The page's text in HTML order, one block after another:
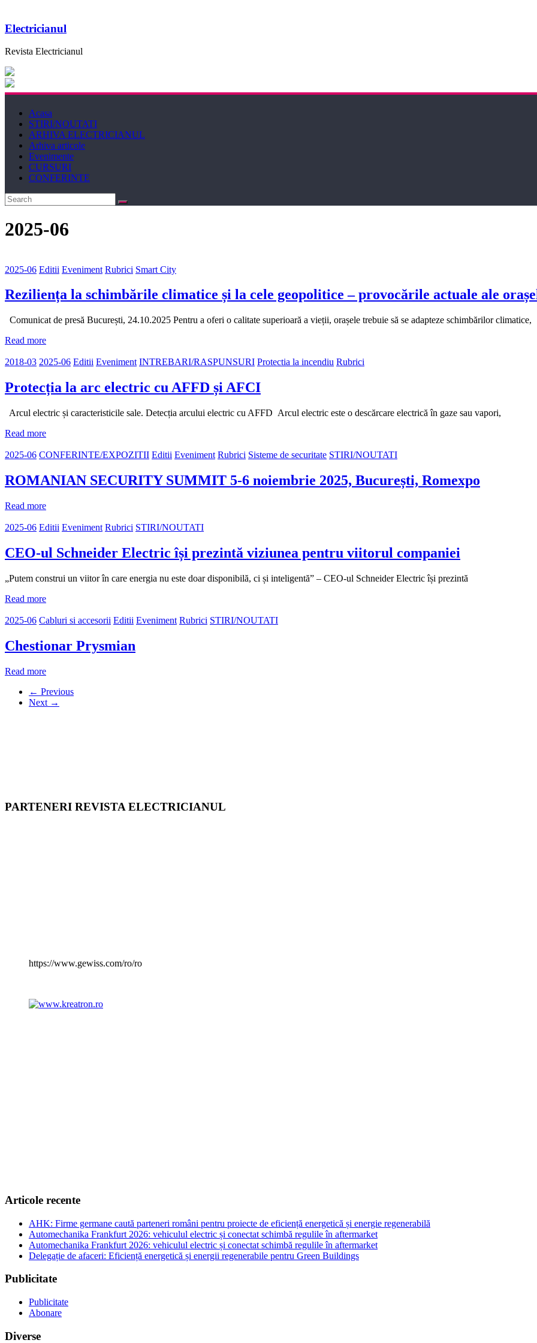
Electricianul
Revista Electricianul
Acasa
STIRI/NOUTATI
ARHIVA ELECTRICIANUL
Arhiva articole
Evenimente
CURSURI
CONFERINTE
2025-06
2025-06 Editii Eveniment Rubrici Smart City
Reziliența la schimbările climatice și la cele geopolitice – provocările actuale ale
Comunicat de presă București, 24.10.2025 Pentru a oferi o calitate superioară a vieții, orașele trebuie să se adapteze schimbărilor climatice,
Read more
2018-03 2025-06 Editii Eveniment INTREBARI/RASPUNSURI Protectia la incendiu Rubrici
Protecția la arc electric cu AFFD și AFCI
Arcul electric și caracteristicile sale. Detecția arcului electric cu AFFD Arcul electric este o descărcare electrică în gaze sau vapori,
Read more
2025-06 CONFERINTE/EXPOZITII Editii Eveniment Rubrici Sisteme de securitate STIRI/NOUTATI
ROMANIAN SECURITY SUMMIT 5-6 noiembrie 2025, București, Romexpo
Read more
2025-06 Editii Eveniment Rubrici STIRI/NOUTATI
CEO-ul Schneider Electric își prezintă viziunea pentru viitorul companiei
„Putem construi un viitor în care energia nu este doar disponibilă, ci și inteligentă” – CEO-ul Schneider Electric își prezintă
Read more
2025-06 Cabluri si accesorii Editii Eveniment Rubrici STIRI/NOUTATI
Chestionar Prysmian
Read more
← Previous
Next →
PARTENERI REVISTA ELECTRICIANUL
https://www.gewiss.com/ro/ro
Articole recente
AHK: Firme germane caută parteneri români pentru proiecte de eficiență energetică și energie regenerabilă
Automechanika Frankfurt 2026: vehiculul electric și conectat schimbă regulile în aftermarket
Automechanika Frankfurt 2026: vehiculul electric și conectat schimbă regulile în aftermarket
Delegație de afaceri: Eficiență energetică și energii regenerabile pentru Green Buildings
Publicitate
Publicitate
Abonare
Diverse